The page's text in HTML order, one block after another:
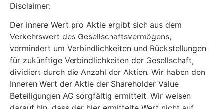
Disclaimer:
Der innere Wert pro Aktie ergibt sich aus dem
Verkehrswert des Gesellschaftsvermögens,
vermindert um Verbindlichkeiten und Rückstellungen
für zukünftige Verbindlichkeiten der Gesellschaft,
dividiert durch die Anzahl der Aktien. Wir haben den
Inneren Wert der Aktie der Shareholder Value
Beteiligungen AG sorgfältig ermittelt. Wir weisen